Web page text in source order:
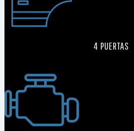
4 PUERTAS